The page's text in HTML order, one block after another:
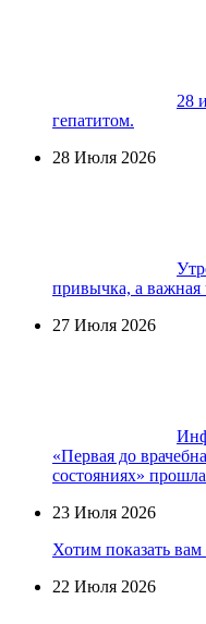
28
гепатитом.
28 Июля 2026
привычка, а важная
27 Июля 2026
«Первая до
состояниях»
23 Июля 2026
Хотим показать
22 Июля 2026